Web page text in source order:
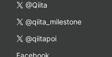
@Qiita
@qiita_milestone
@qiitapoi